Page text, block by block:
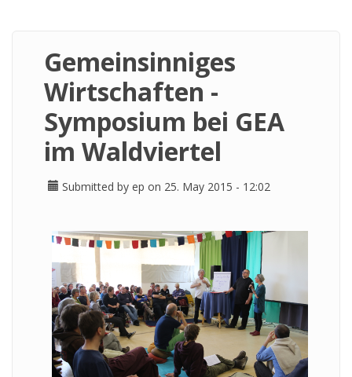
Gemeinsinniges
Wirtschaften -
Symposium bei GEA
im Waldviertel
Submitted by ep on 25. May 2015 - 12:02